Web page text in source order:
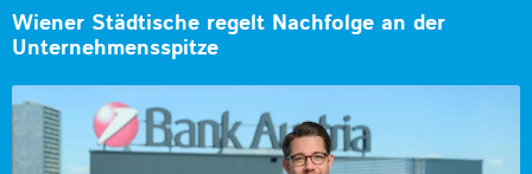
Wiener Städtische regelt Nachfolge an der
Unternehmensspitze